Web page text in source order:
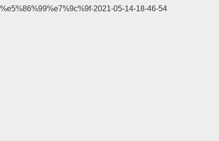
%e5%86%99%e7%9c%9f-2021-05-14-18-46-54